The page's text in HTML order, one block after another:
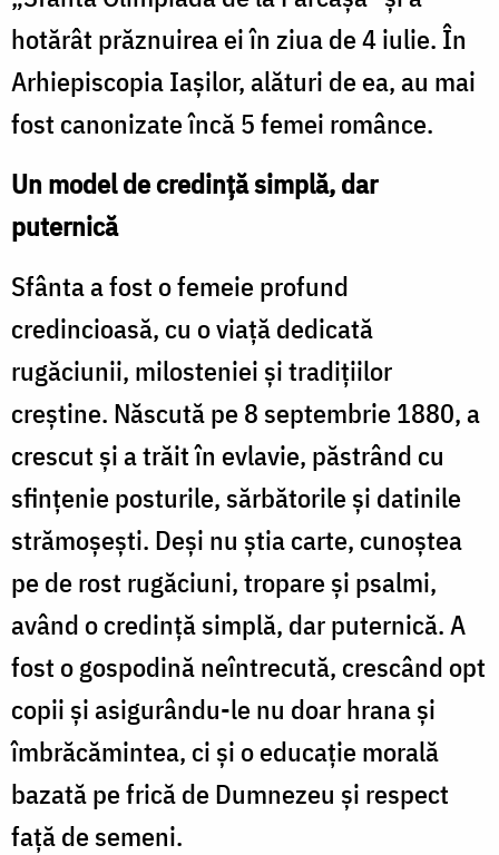
hotărât prăznuirea ei în ziua de 4 iulie. În
Arhiepiscopia Iașilor, alături de ea, au mai
fost canonizate încă 5 femei românce.
Un model de credință simplă, dar
puternică
Sfânta a fost o femeie profund
credincioasă, cu o viață dedicată
rugăciunii, milosteniei și tradițiilor
creștine. Născută pe 8 septembrie 1880, a
crescut și a trăit în evlavie, păstrând cu
sfințenie posturile, sărbătorile și datinile
strămoșești. Deși nu știa carte, cunoștea
pe de rost rugăciuni, tropare și psalmi,
având o credință simplă, dar puternică. A
fost o gospodină neîntrecută, crescând opt
copii și asigurându-le nu doar hrana și
îmbrăcămintea, ci și o educație morală
bazată pe frică de Dumnezeu și respect
față de semeni.